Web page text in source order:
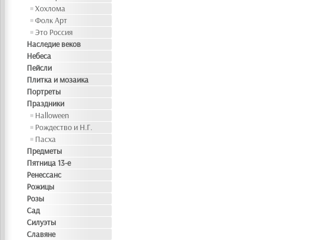
Хохлома
Фолк Арт
Это Россия
Наследие веков
Небеса
Пейсли
Плитка и мозаика
Портреты
Праздники
Halloween
Рождество и Н.Г.
Пасха
Предметы
Пятница 13-е
Ренессанс
Рожицы
Розы
Сад
Силуэты
Славяне